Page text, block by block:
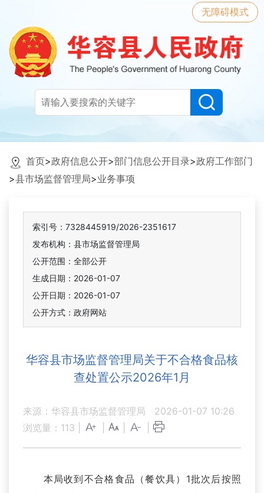
无障碍模式
首页>政府信息公开>部门信息公开目录>政府工作部门
>县市场监督管理局>业务事项
索引号：7328445919/2026-2351617
发布机构：县市场监督管理局
公开范围：全部公开
生成日期：2026-01-07
公开日期：2026-01-07
公开方式：政府网站
华容县市场监督管理局关于不合格食品核
查处置公示2026年1月
来源：华容县市场监督管理局
2026-01-07 10:26
浏览量： 113
本局收到不合格食品（餐饮具）1批次后按照